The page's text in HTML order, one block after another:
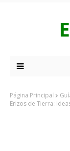
Página Principal
Erizos de Tierra: